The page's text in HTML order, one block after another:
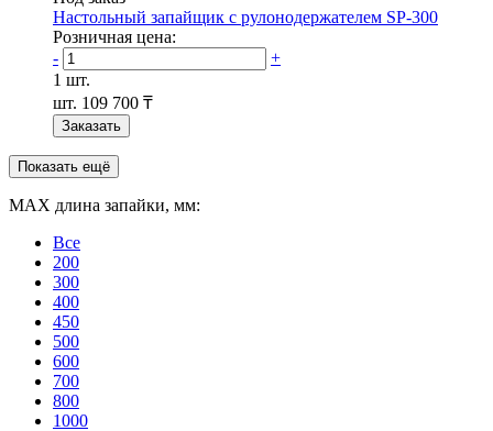
Настольный запайщик с рулонодержателем SP-300
Розничная цена:
-
+
1 шт.
шт. 109 700 ₸
Заказать
Показать ещё
MAX длина запайки, мм:
Все
200
300
400
450
500
600
700
800
1000